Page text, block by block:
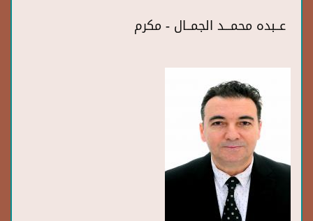
عــبده محمـــد الجمــال - مكرم